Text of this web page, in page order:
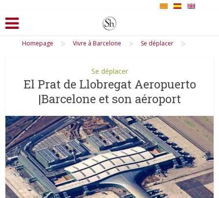
Homepage > Vivre à Barcelone > Se déplacer >
Se déplacer
El Prat de Llobregat Aeropuerto
|Barcelone et son aéroport